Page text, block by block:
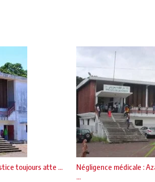
toujours atte ...
Négligence médicale :
...